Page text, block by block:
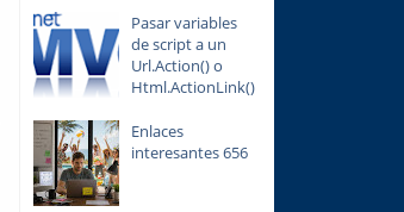
Pasar variables
de script a un
Url.Action() o
Html.ActionLink()
Enlaces
interesantes 656